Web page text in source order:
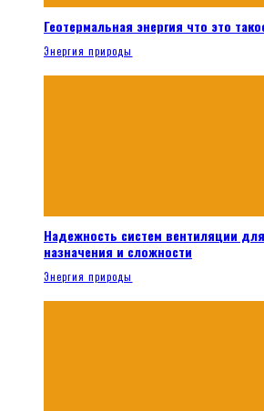
Геотермальная энергия что это
Энергия природы
Надежность систем вентиляции
назначения и сложности
Энергия природы